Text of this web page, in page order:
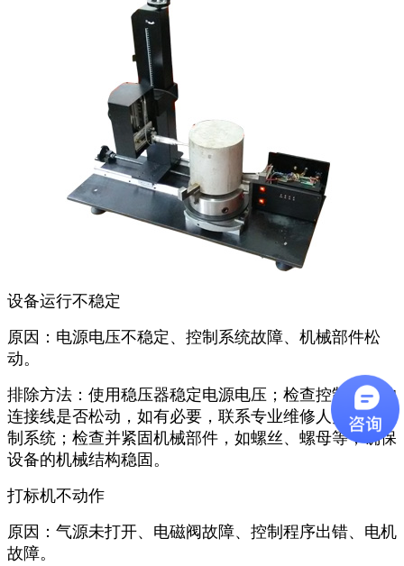
设备运行不稳定
原因：电源电压不稳定、控制系统故障、机械部件松
动。
排除方法：使用稳压器稳定电源电压；检查控制系统的
连接线是否松动，如有必要，联系专业维修人员检修控
制系统；检查并紧固机械部件，如螺丝、螺母等，确保
设备的机械结构稳固。
打标机不动作
原因：气源未打开、电磁阀故障、控制程序出错、电机
故障。